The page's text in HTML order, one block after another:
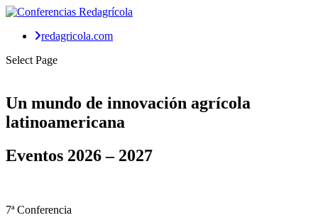
redagricola.com
Select Page
Un mundo de innovación agrícola
latinoamericana
Eventos 2026 – 2027
7ª Conferencia